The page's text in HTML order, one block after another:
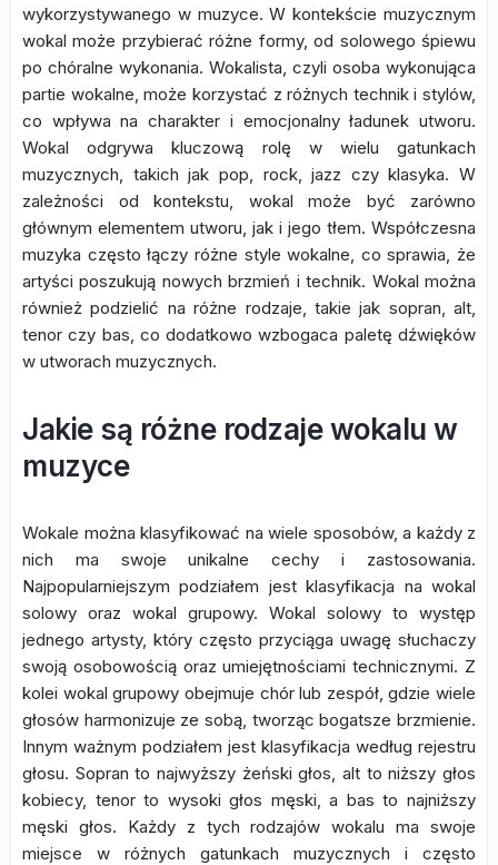
wykorzystywanego w muzyce. W kontekście muzycznym
wokal może przybierać różne formy, od solowego śpiewu
po chóralne wykonania. Wokalista, czyli osoba wykonująca
partie wokalne, może korzystać z różnych technik i stylów,
co wpływa na charakter i emocjonalny ładunek utworu.
Wokal odgrywa kluczową rolę w wielu gatunkach
muzycznych, takich jak pop, rock, jazz czy klasyka. W
zależności od kontekstu, wokal może być zarówno
głównym elementem utworu, jak i jego tłem. Współczesna
muzyka często łączy różne style wokalne, co sprawia, że
artyści poszukują nowych brzmień i technik. Wokal można
również podzielić na różne rodzaje, takie jak sopran, alt,
tenor czy bas, co dodatkowo wzbogaca paletę dźwięków
w utworach muzycznych.
Jakie są różne rodzaje wokalu w
muzyce
Wokale można klasyfikować na wiele sposobów, a każdy z
nich ma swoje unikalne cechy i zastosowania.
Najpopularniejszym podziałem jest klasyfikacja na wokal
solowy oraz wokal grupowy. Wokal solowy to występ
jednego artysty, który często przyciąga uwagę słuchaczy
swoją osobowością oraz umiejętnościami technicznymi. Z
kolei wokal grupowy obejmuje chór lub zespół, gdzie wiele
głosów harmonizuje ze sobą, tworząc bogatsze brzmienie.
Innym ważnym podziałem jest klasyfikacja według rejestru
głosu. Sopran to najwyższy żeński głos, alt to niższy głos
kobiecy, tenor to wysoki głos męski, a bas to najniższy
męski głos. Każdy z tych rodzajów wokalu ma swoje
miejsce w różnych gatunkach muzycznych i często